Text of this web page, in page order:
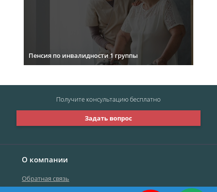
Пенсия по инвалидности 1 группы
О компании
Обратная связь
Задать вопрос
Получите консультациюбесплатно